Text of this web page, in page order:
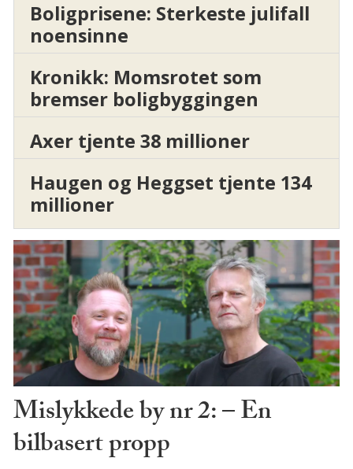
Boligprisene: Sterkeste julifall
noensinne
Kronikk: Momsrotet som
bremser boligbyggingen
Axer tjente 38 millioner
Haugen og Heggset tjente 134
millioner
Mislykkede by nr 2: – En
bilbasert propp